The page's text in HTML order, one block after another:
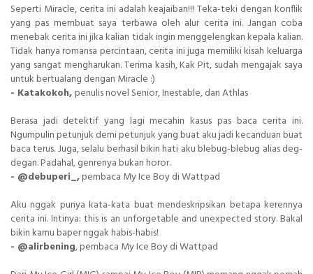
Seperti Miracle, cerita ini adalah keajaiban!!! Teka-teki dengan konflik
yang pas membuat saya terbawa oleh alur cerita ini. Jangan coba
menebak cerita ini jika kalian tidak ingin menggelengkan kepala kalian.
Tidak hanya romansa percintaan, cerita ini juga memiliki kisah keluarga
yang sangat mengharukan. Terima kasih, Kak Pit, sudah mengajak saya
untuk bertualang dengan Miracle :)
- Katakokoh,penulis novel Senior, Inestable, dan Athlas
Berasa jadi detektif yang lagi mecahin kasus pas baca cerita ini.
Ngumpulin petunjuk demi petunjuk yang buat aku jadi kecanduan buat
baca terus. Juga, selalu berhasil bikin hati aku blebug-blebug alias deg-
degan. Padahal, genrenya bukan horor.
- @debuperi_,pembaca My Ice Boy di Wattpad
Aku nggak punya kata-kata buat mendeskripsikan betapa kerennya
cerita ini. Intinya: this is an unforgetable and unexpected story. Bakal
bikin kamu baper nggak habis-habis!
- @alirbening, pembaca My Ice Boy di Wattpad